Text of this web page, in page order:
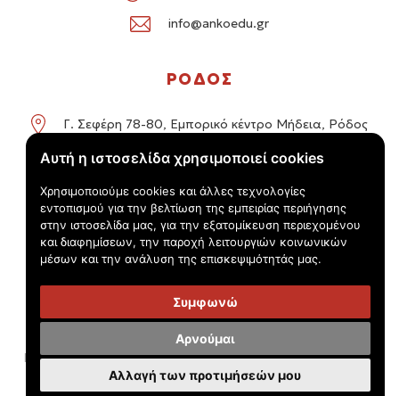
Αυτή η ιστοσελίδα χρησιμοποιεί cookies
Χρησιμοποιούμε cookies και άλλες τεχνολογίες
εντοπισμού για την βελτίωση της εμπειρίας περιήγησης
στην ιστοσελίδα μας, για την εξατομίκευση περιεχομένου
και διαφημίσεων, την παροχή λειτουργιών κοινωνικών
μέσων και την ανάλυση της επισκεψιμότητάς μας.
Συμφωνώ
Αρνούμαι
Αλλαγή των προτιμήσεών μου
info@ankoedu.gr
ΡΟΔΟΣ
Γ. Σεφέρη 78-80, Εμπορικό κέντρο Μήδεια, Ρόδος
+30 22414 01016 / +30 22410 62488
info@ankoedu.gr
© Τουριστικός Εκπαιδευτικός Όμιλος Anko 2026 -
Προστασίας Προσωπικών Δεδομένων - 'Όροι χρήσης
Handcrafted byRadial